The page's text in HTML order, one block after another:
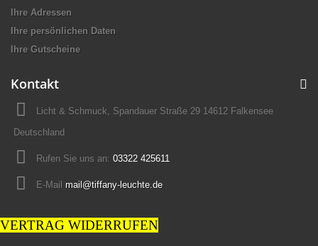
Ihre Adressen
Ihre persönlichen Daten
Ihre Gutscheine
Kontakt
Licht & Schmuck, Spandauer Straße 29 14612 Falkensee
Deutschland
Rufen Sie uns an: 03322 425611
E-Mail mail@tiffany-leuchte.de
VERTRAG WIDERRUFEN